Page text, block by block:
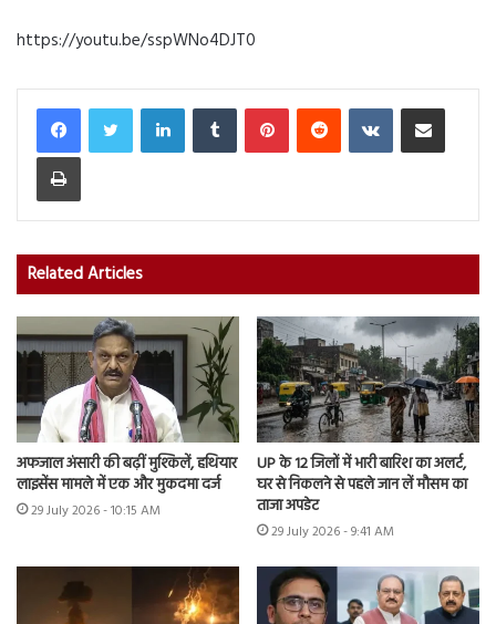
https://youtu.be/sspWNo4DJT0
LinkedInTumblr PinterestReddit VKontakteShare via Email
Print
Related Articles
अफजाल अंसारी की बढ़ीं मुश्किलें, हथियार
लाइसेंस मामले में एक और मुकदमा दर्ज
29 July 2026 - 10:15 AM
UP के 12 जिलों में भारी बारिश का अलर्ट,
घर से निकलने से पहले जान लें मौसम का
ताजा अपडेट
29 July 2026 - 9:41 AM